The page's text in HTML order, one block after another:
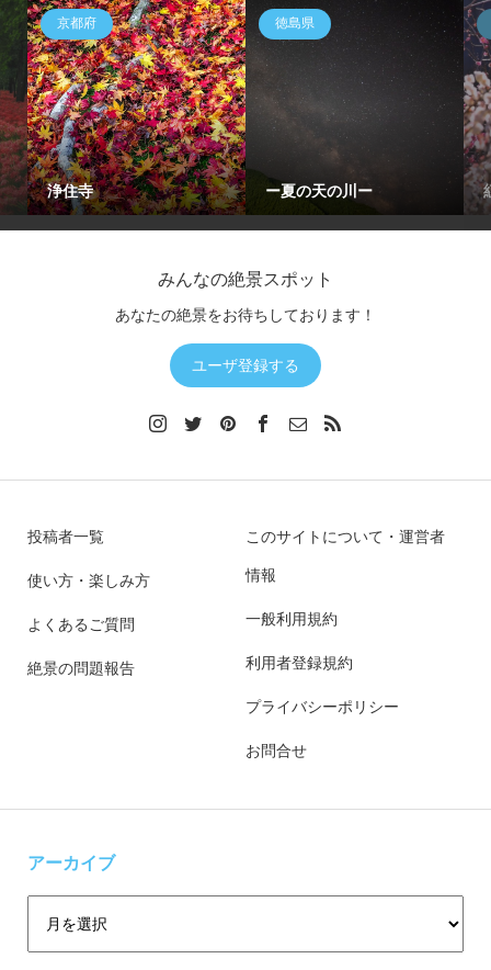
京都府
浄住寺
徳島県
ー夏の天の川ー
みんなの絶景スポット
あなたの絶景をお待ちしております！
ユーザ登録する
投稿者一覧
使い方・楽しみ方
よくあるご質問
絶景の問題報告
このサイトについて・運営者
情報
一般利用規約
利用者登録規約
プライバシーポリシー
お問合せ
アーカイブ